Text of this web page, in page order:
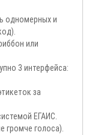
одномерных и
или
3 интерфейса:
за
ЕГАИС.
громче голоса).